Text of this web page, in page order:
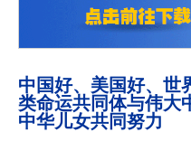
中国好、美国好、
类命运共同体与伟大
中华儿女共同努力